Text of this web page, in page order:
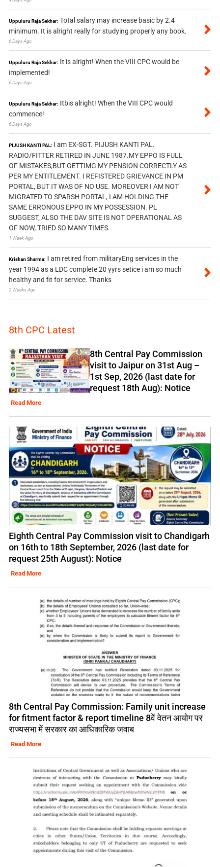
Uppuluru Raja Sekhar: Total salary may increase basic by 2.4
minimum. It is alright really for studying properly any book.
6 Days Ago
Uppuluru Raja Sekhar: It is alright! When the VIII CPC would be
implemented!
6 Days Ago
Uppuluru Raja Sekhar: Itbis alright! When the VIII CPC would
commence!
6 Days Ago
PIJUSH KANTI PAL: I am EX-SGT. PIJUSH KANTI PAL.
RADIO/FITTER RETIRED IN JUNE 1987.MY EPPO IS FULL
OF MISTAKES,BUT GETTIMG MY PENSION CORRECTLY AS
PER MY ENTITLEMENT. I REFISTERED GRIEVANCE IN PM
PORTAL, BUT IT WAS OF NO USE. MOREOVER I AM NOT
MIGRATED TO SPARSH PORTAL, I AM HOLDING THE
SAME ERRONOUS EPPO IN MY POSSESSION. PL
SUGGEST, ALSO THE DAV SITE IS NOT OPERATIONAL AS
OF NOW, TRIED SO MANY TIMES.
1 Week Ago
Krishan Sharma: I am retired from militaryEng services in the
year 1994 as a LDC complete 20 yyrs setice i am so much
healthy and fit for service. Thanks
2 Weeks Ago
8th CPC Latest
8th Central Pay Commission
visit to Jaipur on 31st Aug –
1st Sep, 2026 (last date for
request 18th Aug): Notice
Read More
Eighth Central Pay Commission visit to Chandigarh
on 16th to 18th September, 2026 (last date for
request 25th August): Notice
Read More
8th Central Pay Commission: Family unit increase
for fitment factor & report timeline 8वें वेतन आयोग पर
राज्यसभा में सरकार का आधिकारिक जवाब
Read More